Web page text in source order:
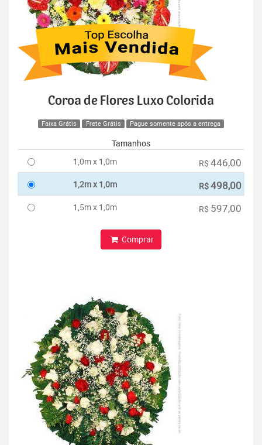
Coroa de Flores Luxo Colorida
Faixa Grátis Frete Grátis Pague somente após a entrega
Tamanhos
1,0m x 1,0m
R$ 446,00
1,2m x 1,0m R$498,00
1,5m x 1,0m R$ 597,00
Comprar